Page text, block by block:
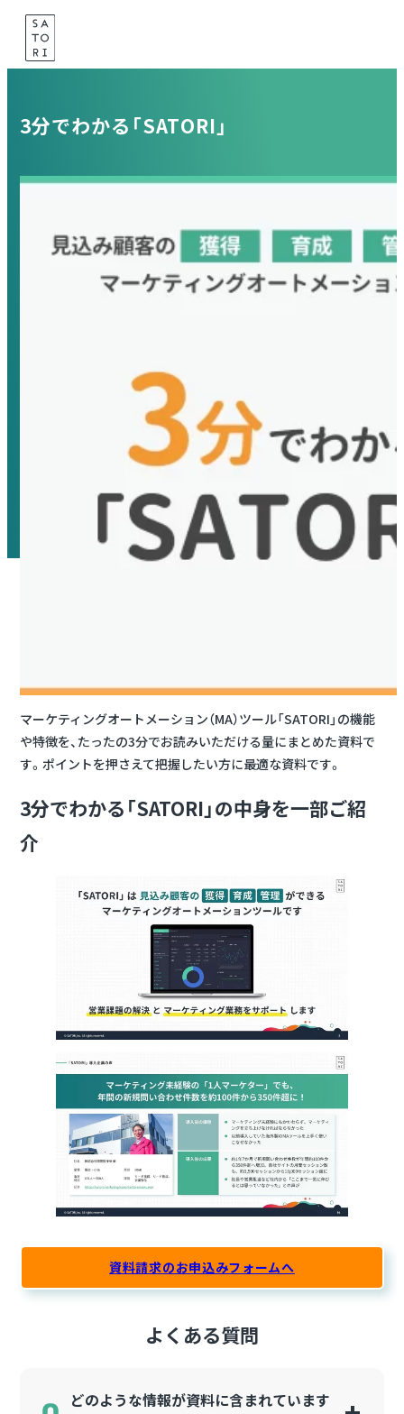
Skip
content
3分でわかる「SATORI」
マーケティングオートメーション（MA）ツール「SATORI」の機能
や特徴を、たったの3分でお読みいただける量にまとめた資料で
す。ポイントを押さえて把握したい方に最適な資料です。
3分でわかる「SATORI」の中身を一部ご紹
介
資料請求のお申込みフォームへ
よくある質問
どのような情報が資料に含まれています